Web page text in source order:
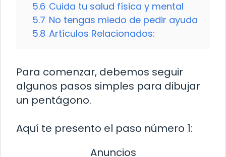
5.6 Cuida tu salud física y mental
5.7 No tengas miedo de pedir ayuda
5.8 Artículos Relacionados:
Para comenzar, debemos seguir
algunos pasos simples para dibujar
un pentágono.
Aquí te presento el paso número 1:
Anuncios